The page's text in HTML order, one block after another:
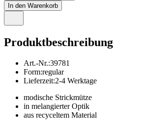
In den Warenkorb
Produktbeschreibung
Art.-Nr.:39781
Form:regular
Lieferzeit:2-4 Werktage
modische Strickmütze
in melangierter Optik
aus recyceltem Material